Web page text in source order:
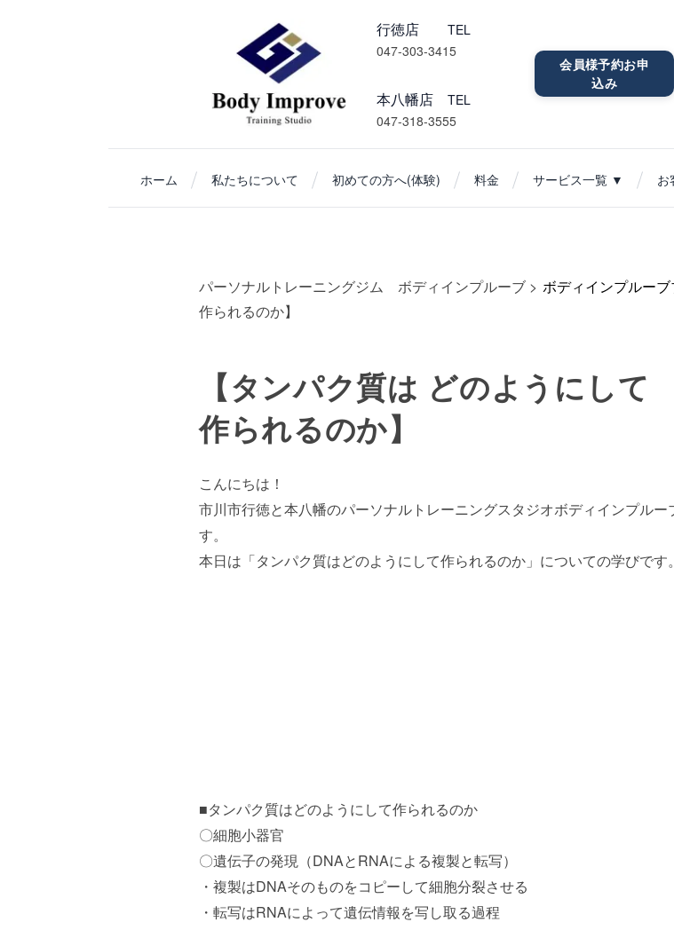
行徳店 TEL
047-303-3415
本八幡店 TEL
047-318-3555
会員様予約お申
込み
ホーム 私たちについて 初めての方へ(体験) 料金 サービス一覧 ▼ お
パーソナルトレーニングジム ボディインプルーブ > ボディインプルー
作られるのか】
【タンパク質は​ どのように​して​
作られるのか】
こんにちは！
市川市行徳と本八幡のパーソナルトレーニングスタジオボディインプルー
す。
本日は「タンパク質はどのようにして作られるのか」についての学びです。
■タンパク質はどのようにして作られるのか
〇細胞小器官
〇遺伝子の発現（DNAとRNAによる複製と転写）
・複製はDNAそのものをコピーして細胞分裂させる
・転写はRNAによって遺伝情報を写し取る過程